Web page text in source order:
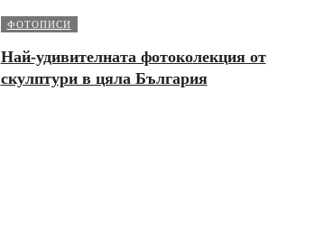
ФОТОПИСИ
Най-удивителната фотоколекция от
скулптури в цяла България